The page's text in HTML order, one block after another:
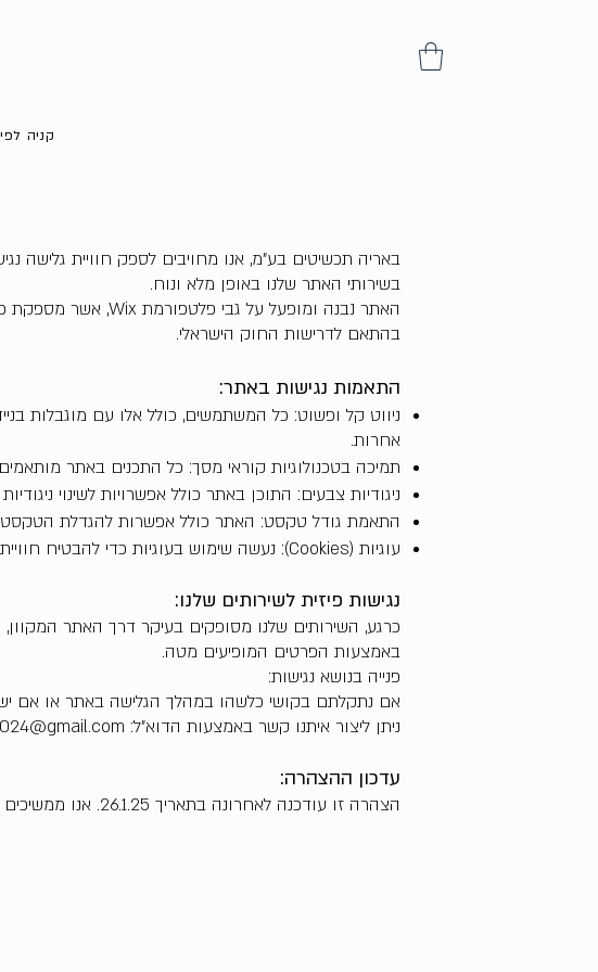
קניה
באריה תכשיטים בע"מ, אנו מחויבים לספק חוויית גלישה
בשירותי האתר שלנו באופן מלא ונוח.
בהתאם לדרישות החוק הישראלי.
התאמות נגישות באתר:
ניווט קל ופשוט: כל המשתמשים, כולל אלו עם מוגבלות
אחרות.
תמיכה בטכנולוגיות קוראי מסך: כל התכנים באתר
ניגודיות צבעים: התוכן באתר כולל אפשרויות לשינוי
התאמת גודל טקסט: האתר כולל אפשרות להגדלת
עוגיות (Cookies): נעשה שימוש בעוגיות כדי להבטיח חוויית גלישה נוחה ולזכור התאמות נגישות שביצע המשתמש.
נגישות פיזית לשירותים שלנו:
כרגע, השירותים שלנו מסופקים בעיקר דרך האתר המקוון,
באמצעות הפרטים המופיעים מטה.
פנייה בנושא נגישות:
אם נתקלתם בקושי כלשהו במהלך הגלישה באתר או אם
ניתן ליצור איתנו קשר באמצעות הדוא"ל: ariajewelry2024@gmail.com.
עדכון ההצהרה:
הצהרה זו עודכנה לאחרונה בתאריך 26.1.25. אנו ממשיכים לשפר את הנגישות באתר ומחויבים להנגיש את כלל התכנים והשירותים שלנו בצורה מיטבית.